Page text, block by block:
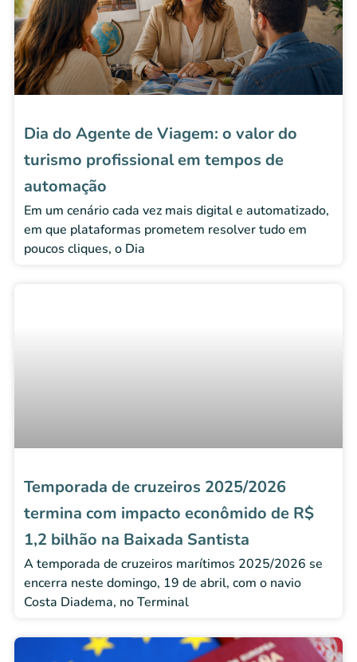
Dia do Agente de Viagem: o valor do
turismo profissional em tempos de
automação
Em um cenário cada vez mais digital e automatizado,
em que plataformas prometem resolver tudo em
poucos cliques, o Dia
Temporada de cruzeiros 2025/2026
termina com impacto econômido de R$
1,2 bilhão na Baixada Santista
A temporada de cruzeiros marítimos 2025/2026 se
encerra neste domingo, 19 de abril, com o navio
Costa Diadema, no Terminal